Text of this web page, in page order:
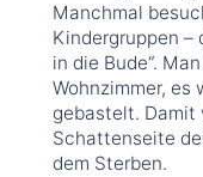
Manchmal
Kindergruppen –
in die Bude“.
Wohnzimmer, es
gebastelt. Damit
Schattenseite
dem Sterben.